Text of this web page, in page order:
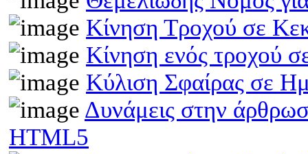
Κίνηση Τροχού σε
Κίνηση ενός τροχού
Κύλιση Σφαίρας σε
Δυνάμεις στην
HTML5